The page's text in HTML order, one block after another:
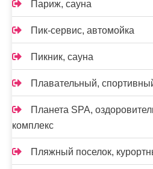
Париж, сауна
Пик-сервис, автомойка
Пикник, сауна
Плавательный,
Планета SPA,
комплекс
Пляжный поселок,